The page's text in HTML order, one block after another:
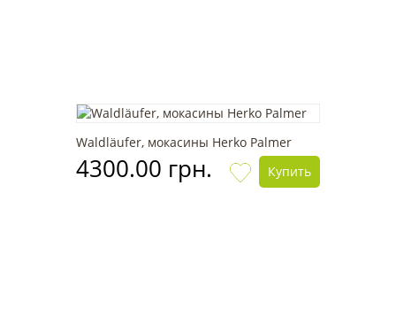
Waldläufer, мокасины Herko Palmer
4300.00 грн. Купить